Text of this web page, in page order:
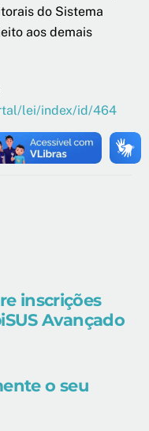
do Sistema
aos demais
lei/index/id/464
inscrições
Avançado
o seu